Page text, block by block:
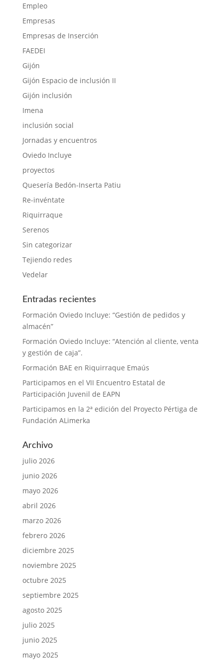
Empleo
Empresas
Empresas de Inserción
FAEDEI
Gijón
Gijón Espacio de inclusión II
Gijón inclusión
Imena
inclusión social
Jornadas y encuentros
Oviedo Incluye
proyectos
Quesería Bedón-Inserta Patiu
Re-invéntate
Riquirraque
Serenos
Sin categorizar
Tejiendo redes
Vedelar
Entradas recientes
Formación Oviedo Incluye: “Gestión de pedidos y
almacén”
Formación Oviedo Incluye: “Atención al cliente, venta
y gestión de caja”.
Formación BAE en Riquirraque Emaús
Participamos en el VII Encuentro Estatal de
Participación Juvenil de EAPN
Participamos en la 2ª edición del Proyecto Pértiga de
Fundación ALimerka
Archivo
julio 2026
junio 2026
mayo 2026
abril 2026
marzo 2026
febrero 2026
diciembre 2025
noviembre 2025
octubre 2025
septiembre 2025
agosto 2025
julio 2025
junio 2025
mayo 2025